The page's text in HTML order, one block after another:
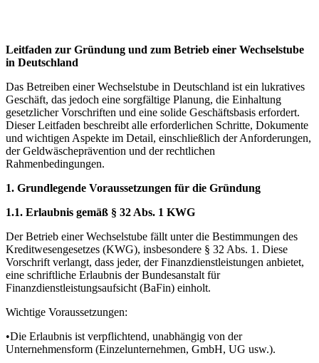
Leitfaden zur Gründung und zum Betrieb einer Wechselstube
in Deutschland
Das Betreiben einer Wechselstube in Deutschland ist ein lukratives
Geschäft, das jedoch eine sorgfältige Planung, die Einhaltung
gesetzlicher Vorschriften und eine solide Geschäftsbasis erfordert.
Dieser Leitfaden beschreibt alle erforderlichen Schritte, Dokumente
und wichtigen Aspekte im Detail, einschließlich der Anforderungen,
der Geldwäscheprävention und der rechtlichen
Rahmenbedingungen.
1. Grundlegende Voraussetzungen für die Gründung
1.1. Erlaubnis gemäß § 32 Abs. 1 KWG
Der Betrieb einer Wechselstube fällt unter die Bestimmungen des
Kreditwesengesetzes (KWG), insbesondere § 32 Abs. 1. Diese
Vorschrift verlangt, dass jeder, der Finanzdienstleistungen anbietet,
eine schriftliche Erlaubnis der Bundesanstalt für
Finanzdienstleistungsaufsicht (BaFin) einholt.
Wichtige Voraussetzungen:
•Die Erlaubnis ist verpflichtend, unabhängig von der
Unternehmensform (Einzelunternehmen, GmbH, UG usw.).